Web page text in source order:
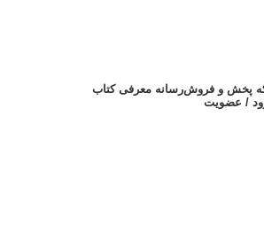
پخش و فروشرسانه معرفی کتاب
/ عضویت